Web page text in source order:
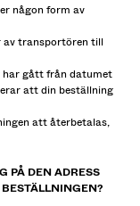
någon form av
av transportören till
har gått från datumet
att din beställning
att återbetalas,
PÅ DEN ADRESS